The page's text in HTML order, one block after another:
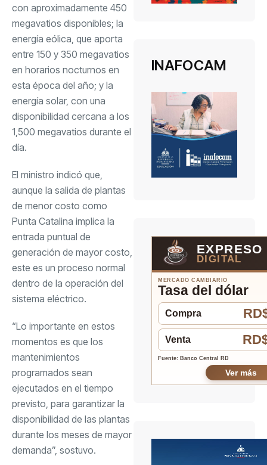
con aproximadamente 450
megavatios disponibles; la
energía eólica, que aporta
entre 150 y 350 megavatios
en horarios nocturnos en
esta época del año; y la
energía solar, con una
disponibilidad cercana a los
1,500 megavatios durante el
día.
El ministro indicó que,
aunque la salida de plantas
de menor costo como
Punta Catalina implica la
entrada puntual de
generación de mayor costo,
este es un proceso normal
dentro de la operación del
sistema eléctrico.
“Lo importante en estos
momentos es que los
mantenimientos
programados sean
ejecutados en el tiempo
previsto, para garantizar la
disponibilidad de las plantas
durante los meses de mayor
demanda”, sostuvo.
INAFOCAM
EXPRESO
DIGITAL
MERCADO CAMBIARIO
Tasa del dólar
Compra
Venta
Fuente: Banco Central RD
Ver más